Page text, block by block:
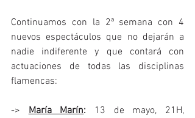
Continuamos con la 2ª semana con 4
nuevos espectáculos que no dejarán a
nadie indiferente y que contará con
actuaciones de todas las disciplinas
flamencas:
-> María Marín: 13 de mayo, 21H,